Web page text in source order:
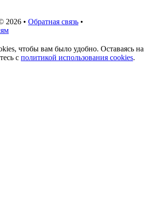
2026 • Обратная связь •
чтобы вам было удобно. Оставаясь на
с политикой использования cookies.